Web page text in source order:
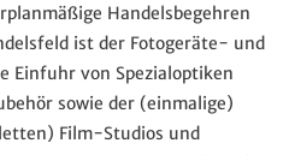
Handelsbegehren
ist der Fotogeräte- und
Einfuhr von Spezialoptiken
sowie der (einmalige)
Film-Studios und